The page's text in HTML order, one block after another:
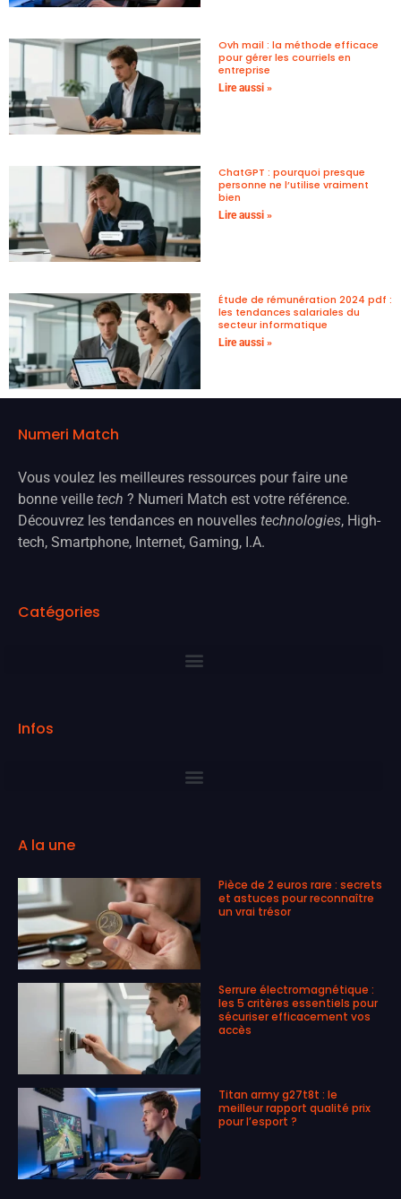
Ovh mail : la méthode efficace
pour gérer les courriels en
entreprise
Lire aussi »
ChatGPT : pourquoi presque
personne ne l’utilise vraiment
bien
Lire aussi »
Étude de rémunération 2024 pdf :
les tendances salariales du
secteur informatique
Lire aussi »
Numeri Match
Vous voulez les meilleures ressources pour faire une
bonne veille tech ? Numeri Match est votre référence.
Découvrez les tendances en nouvelles technologies, High-
tech, Smartphone, Internet, Gaming, I.A.
Catégories
Infos
A la une
Pièce de 2 euros rare : secrets
et astuces pour reconnaître
un vrai trésor
Serrure électromagnétique :
les 5 critères essentiels pour
sécuriser efficacement vos
accès
Titan army g27t8t : le
meilleur rapport qualité prix
pour l’esport ?